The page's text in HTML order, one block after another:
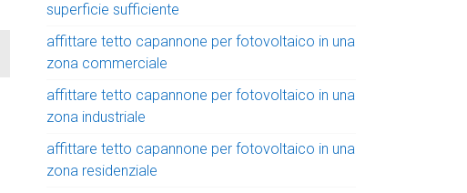
superficie sufficiente
affittare tetto capannone per fotovoltaico in una
zona commerciale
affittare tetto capannone per fotovoltaico in una
zona industriale
affittare tetto capannone per fotovoltaico in una
zona residenziale